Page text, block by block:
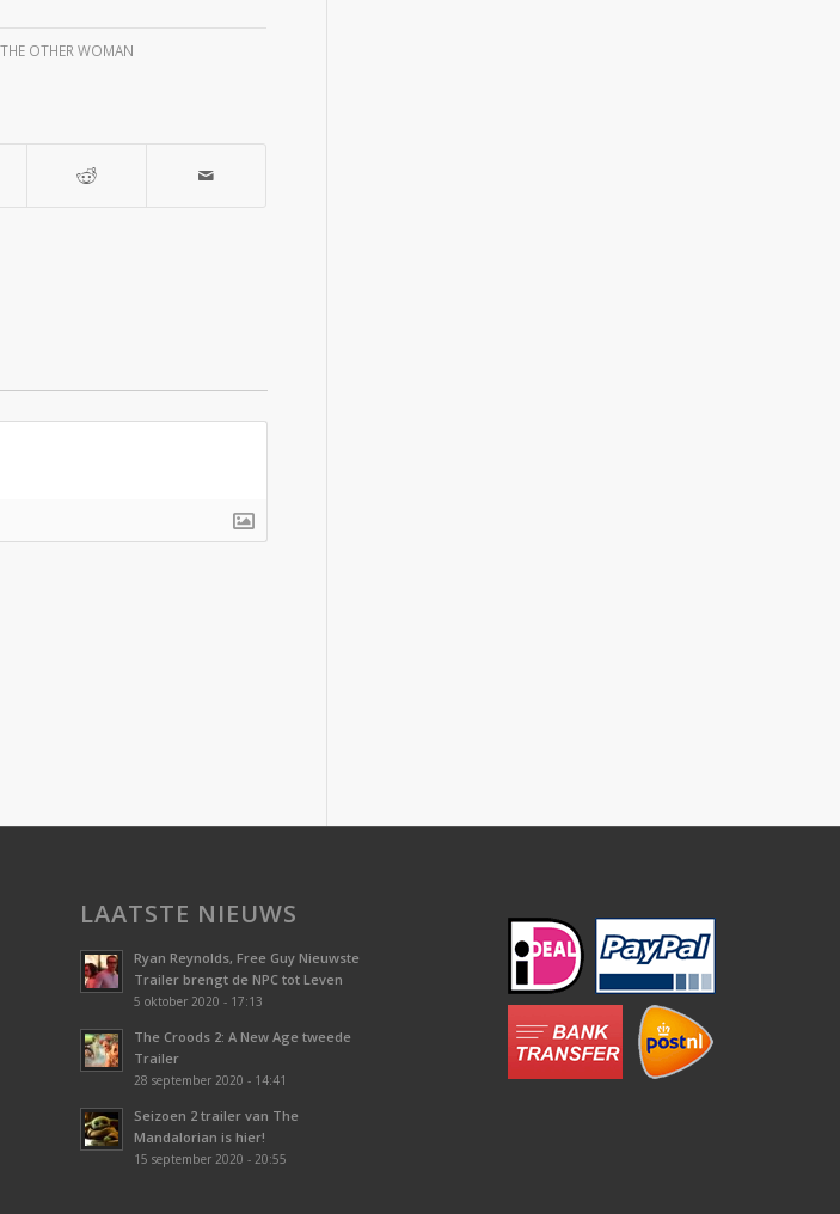
THE OTHER WOMAN
LAATSTE NIEUWS
Ryan Reynolds, Free Guy Nieuwste
Trailer brengt de NPC tot Leven
5 oktober 2020 - 17:13
The Croods 2: A New Age tweede
Trailer
28 september 2020 - 14:41
Seizoen 2 trailer van The
Mandalorian is hier!
15 september 2020 - 20:55